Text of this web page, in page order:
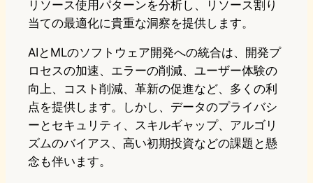
リソース使用パターンを分析し、リソース割り
当ての最適化に貴重な洞察を提供します。
AIとMLのソフトウェア開発への統合は、開発プ
ロセスの加速、エラーの削減、ユーザー体験の
向上、コスト削減、革新の促進など、多くの利
点を提供します。しかし、データのプライバシ
ーとセキュリティ、スキルギャップ、アルゴリ
ズムのバイアス、高い初期投資などの課題と懸
念も伴います。